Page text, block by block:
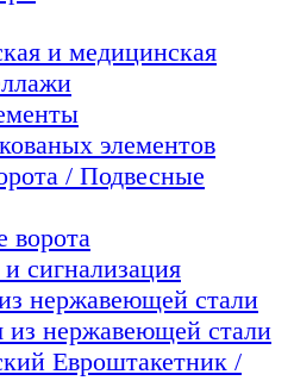
и медицинская
элементов
/ Подвесные
ворота
сигнализация
нержавеющей стали
из нержавеющей стали
Евроштакетник /